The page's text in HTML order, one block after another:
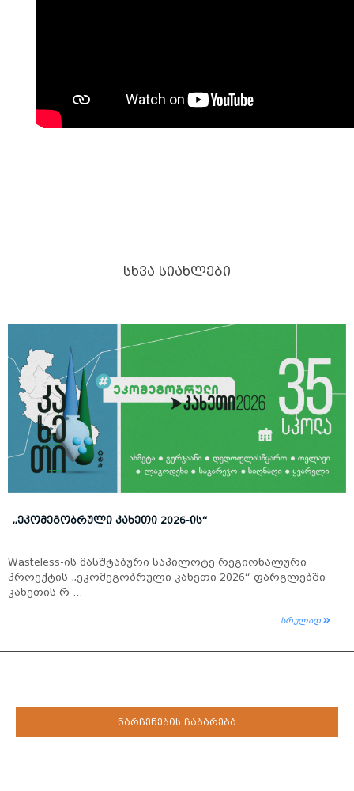
ᲡᲮᲕᲐ ᲡᲘᲐᲮᲚᲔᲑᲘ
„ᲔᲙᲝᲛᲔᲒᲝᲑᲠᲣᲚᲘ ᲙᲐᲮᲔᲗᲘ 2026-ᲘᲡ“
Wasteless-ის მასშტაბური საპილოტე რეგიონალური
პროექტის „ეკომეგობრული კახეთი 2026“ ფარგლებში
კახეთის რ ...
სრულად
ნარჩენების ჩაბარება